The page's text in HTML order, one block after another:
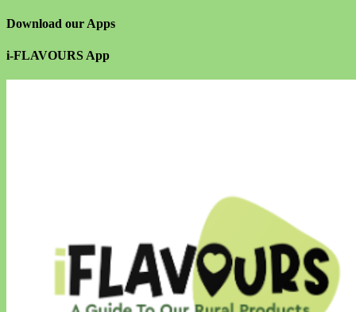
Download our Apps
i-FLAVOURS App